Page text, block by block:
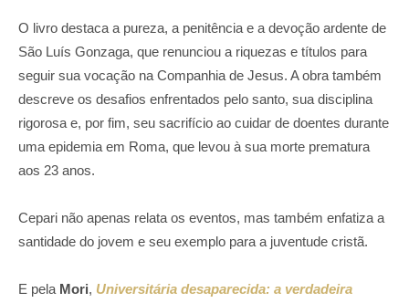
O livro destaca a pureza, a penitência e a devoção ardente de
São Luís Gonzaga, que renunciou a riquezas e títulos para
seguir sua vocação na Companhia de Jesus. A obra também
descreve os desafios enfrentados pelo santo, sua disciplina
rigorosa e, por fim, seu sacrifício ao cuidar de doentes durante
uma epidemia em Roma, que levou à sua morte prematura
aos 23 anos.
Cepari não apenas relata os eventos, mas também enfatiza a
santidade do jovem e seu exemplo para a juventude cristã.
E pela Mori, Universitária desaparecida: a verdadeira